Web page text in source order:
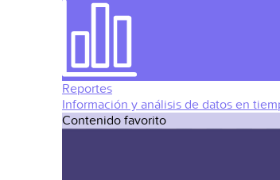
Reportes
Información y análisis de datos en
Contenido favorito